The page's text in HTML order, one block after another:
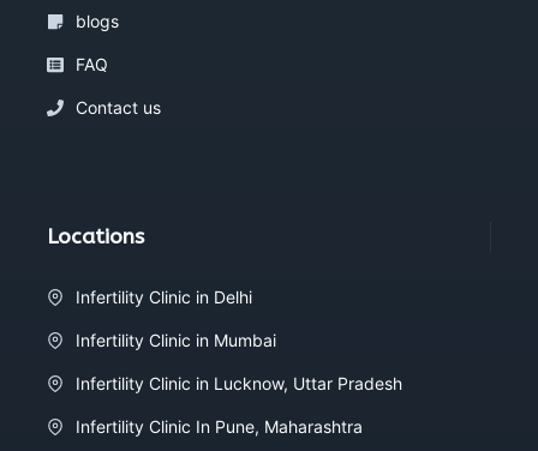
blogs
FAQ
Contact us
Locations
Infertility Clinic in Delhi
Infertility Clinic in Mumbai
Infertility Clinic in Lucknow, Uttar Pradesh
Infertility Clinic In Pune, Maharashtra